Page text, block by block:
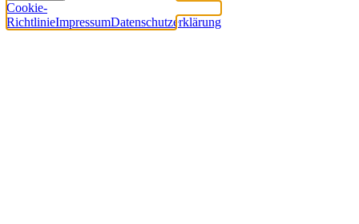
Cookie-
RichtlinieImpressumDatenschutzerklärung